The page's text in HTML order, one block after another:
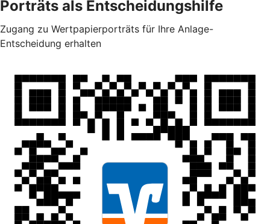
Porträts als Entscheidungshilfe
Zugang zu Wertpapierporträts für Ihre Anlage-
Entscheidung erhalten